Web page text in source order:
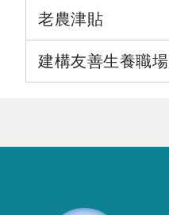
老農津貼
建構友善生養職場